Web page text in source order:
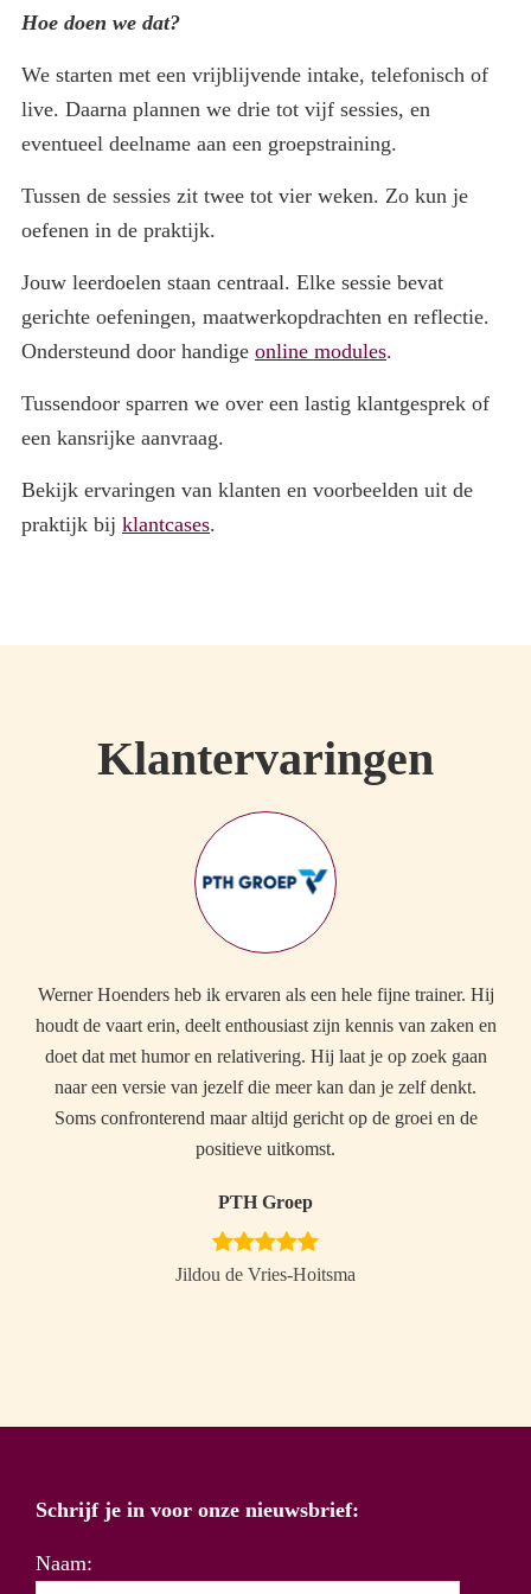
Hoe doen we dat?
We starten met een vrijblijvende intake, telefonisch of
live. Daarna plannen we drie tot vijf sessies, en
eventueel deelname aan een groepstraining.
Tussen de sessies zit twee tot vier weken. Zo kun je
oefenen in de praktijk.
Jouw leerdoelen staan centraal. Elke sessie bevat
gerichte oefeningen, maatwerkopdrachten en reflectie.
Ondersteund door handige online modules.
Tussendoor sparren we over een lastig klantgesprek of
een kansrijke aanvraag.
Bekijk ervaringen van klanten en voorbeelden uit de
praktijk bij klantcases.
Klantervaringen
Werner Hoenders heb ik ervaren als een hele fijne trainer. Hij
houdt de vaart erin, deelt enthousiast zijn kennis van zaken en
doet dat met humor en relativering. Hij laat je op zoek gaan
naar een versie van jezelf die meer kan dan je zelf denkt.
Soms confronterend maar altijd gericht op de groei en de
positieve uitkomst.
PTH Groep
Jildou de Vries-Hoitsma
Schrijf je in voor onze nieuwsbrief:
Naam: